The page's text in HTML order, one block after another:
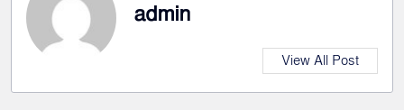
admin
View All Post